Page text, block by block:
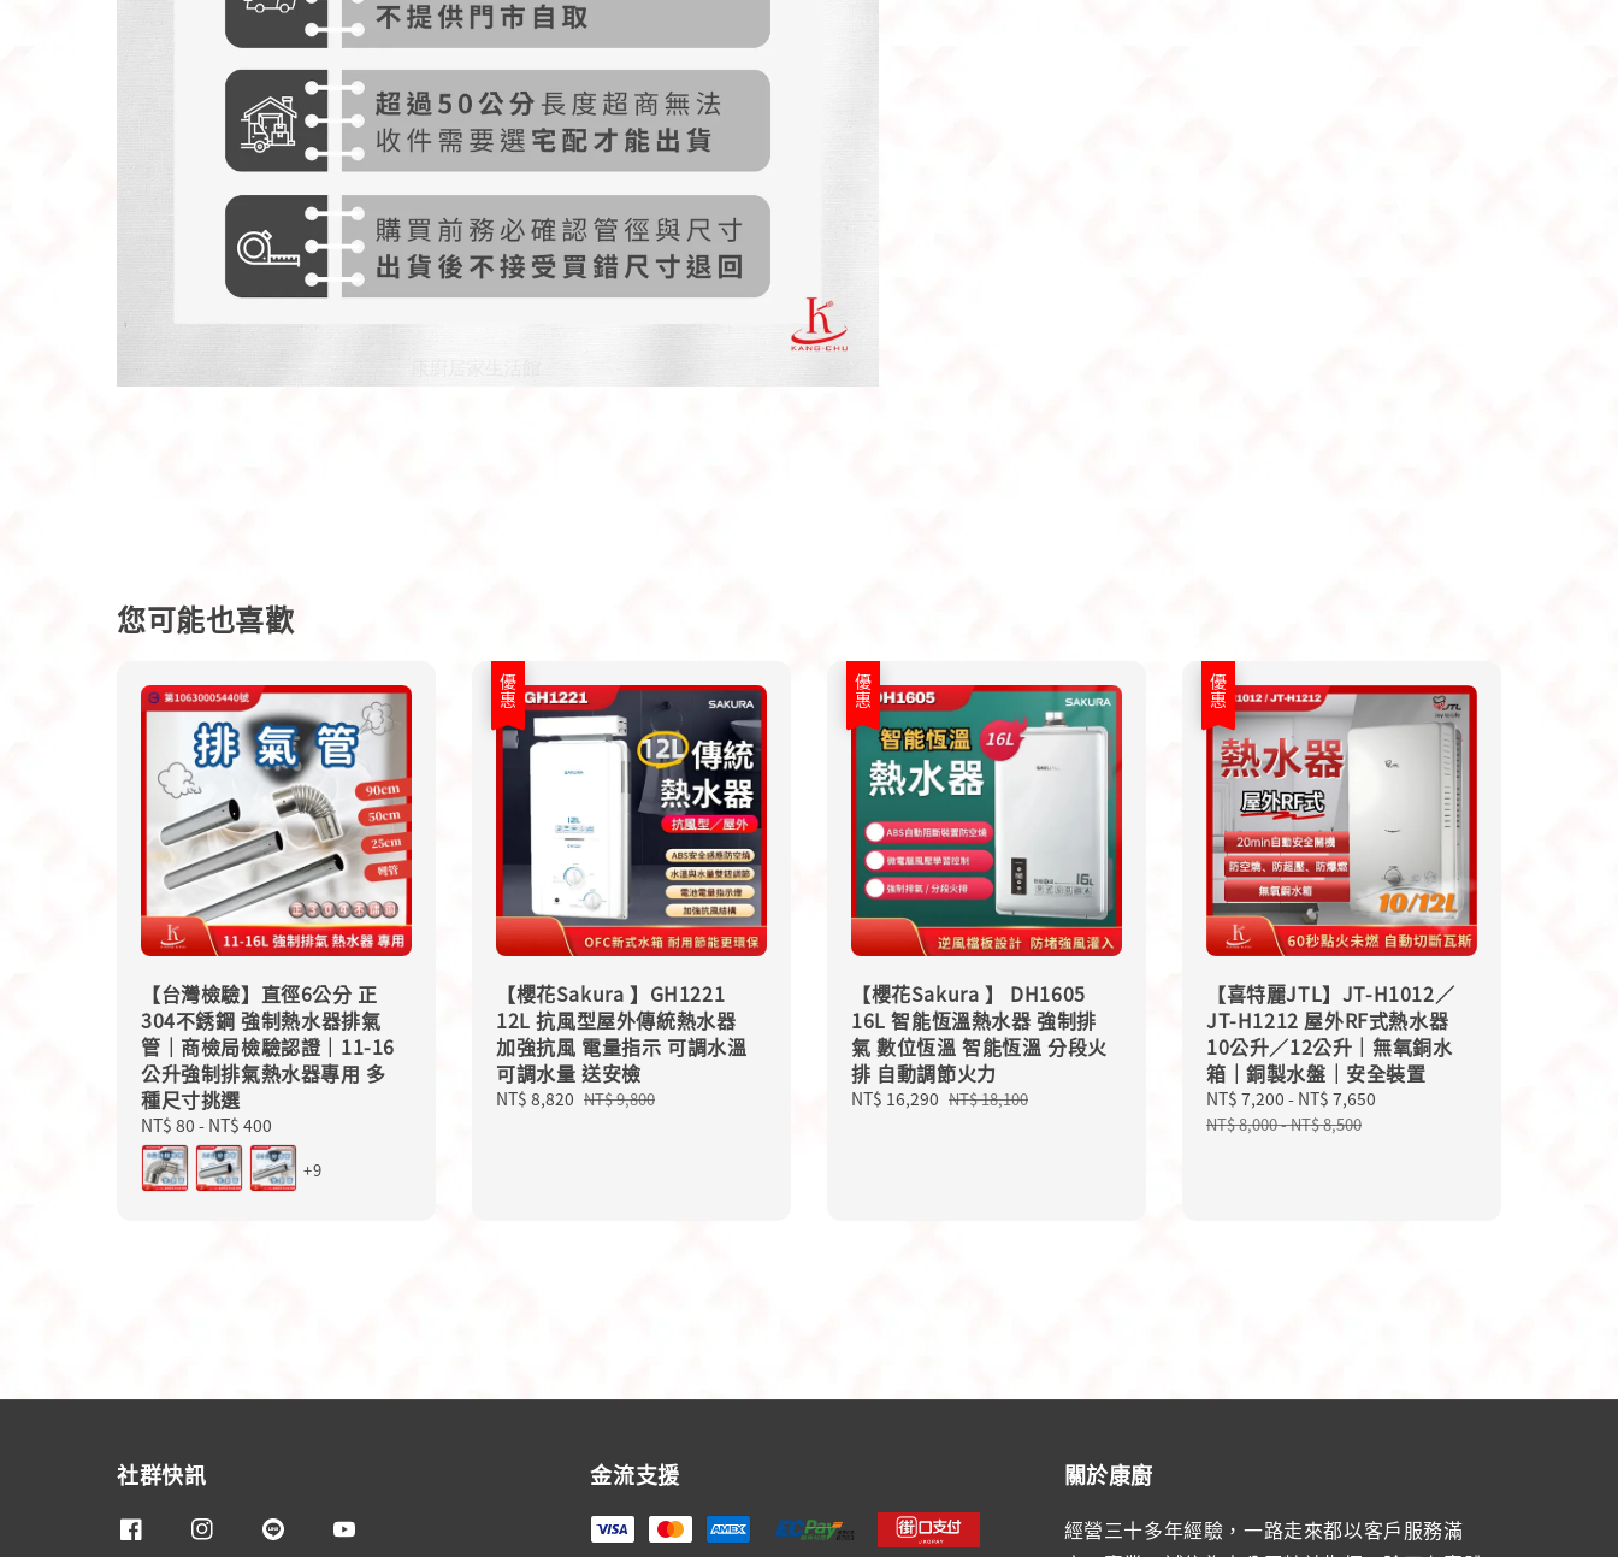
您可能也喜歡
【台灣檢驗】直徑6公分 正
304不銹鋼 強制熱水器排氣
管｜商檢局檢驗認證｜11-16
公升強制排氣熱水器專用 多
種尺寸挑選
Regular
price
NT$ 80 - NT$ 400
+9
優惠
【櫻花Sakura 】GH1221
12L 抗風型屋外傳統熱水器
加強抗風 電量指示 可調水溫
可調水量 送安檢
Sale
NT$ 8,820 Regular
NT$ 9,800
優惠
【櫻花Sakura 】 DH1605
16L 智能恆溫熱水器 強制排
氣 數位恆溫 智能恆溫 分段火
排 自動調節火力
Sale
NT$ 16,290 Regular
NT$ 18,100
優惠
【喜特麗JTL】JT-H1012／
JT-H1212 屋外RF式熱水器
10公升／12公升｜無氧銅水
箱｜銅製水盤｜安全裝置
Sale
price
NT$ 7,200 - NT$ 7,650
NT$ 8,000-NT$ 8,500
社群快訊 金流支援 關於康廚
經營三十多年經驗，一路走來都以客戶服務滿